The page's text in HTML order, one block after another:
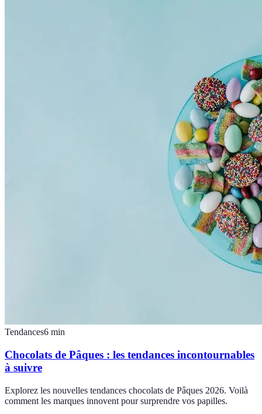
Tendances6 min
Chocolats de Pâques : les tendances incontournables
à suivre
Explorez les nouvelles tendances chocolats de Pâques 2026. Voilà
comment les marques innovent pour surprendre vos papilles.